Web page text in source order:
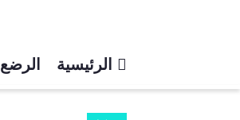
الرئيسية الرضع